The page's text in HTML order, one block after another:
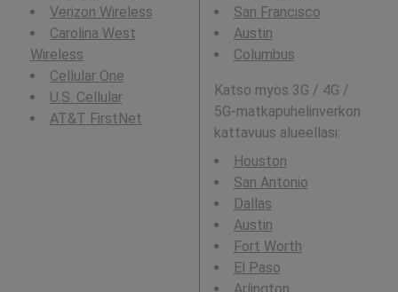
Verizon Wireless
Carolina West
Wireless
Cellular One
U.S. Cellular
AT&T FirstNet
San Francisco
Austin
Columbus
Katso myös 3G / 4G /
5G-matkapuhelinverkon
kattavuus alueellasi:
Houston
San Antonio
Dallas
Austin
Fort Worth
El Paso